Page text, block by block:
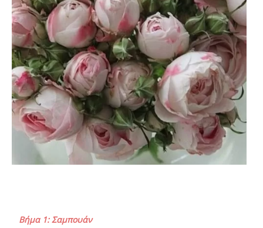
Βήμα 1: Σαμπουάν